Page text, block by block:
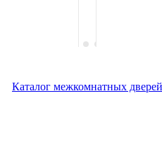
Каталог межкомнатных дверей